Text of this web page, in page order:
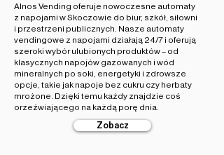
Alnos Vending oferuje nowoczesne automaty
z napojami w Skoczowie do biur, szkół, siłowni
i przestrzeni publicznych. Nasze automaty
vendingowe z napojami działają 24/7 i oferują
szeroki wybór ulubionych produktów – od
klasycznych napojów gazowanych i wód
mineralnych po soki, energetyki i zdrowsze
opcje, takie jak napoje bez cukru czy herbaty
mrożone. Dzięki temu każdy znajdzie coś
orzeźwiającego na każdą porę dnia.
Zobacz